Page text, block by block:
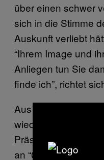
über einen schwer
sich in die Stimme
Auskunft verliebt
“Ihrem Image und
Anliegen tun Sie
finde ich”, richtet
Aus ganz anderen
wiederum einmal
Präsident Nils
an “079” als